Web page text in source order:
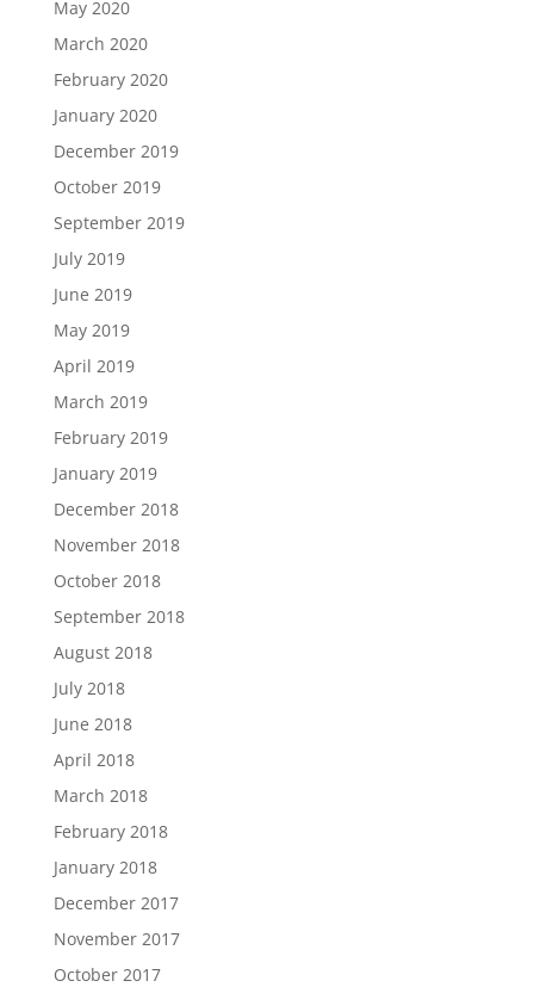
May 2020
March 2020
February 2020
January 2020
December 2019
October 2019
September 2019
July 2019
June 2019
May 2019
April 2019
March 2019
February 2019
January 2019
December 2018
November 2018
October 2018
September 2018
August 2018
July 2018
June 2018
April 2018
March 2018
February 2018
January 2018
December 2017
November 2017
October 2017